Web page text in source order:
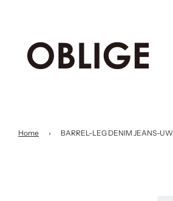
Home › BARREL-LEG DENIM JEANS-